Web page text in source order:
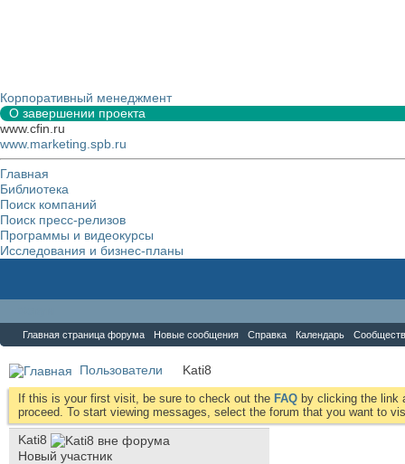
Корпоративный менеджмент
О завершении проекта
www.cfin.ru
www.marketing.spb.ru
Главная
Библиотека
Поиск компаний
Поиск пресс-релизов
Программы и видеокурсы
Исследования и бизнес-планы
Главная страница форума Новые сообщения Справка Календарь
Пользователи Kati8
If this is your first visit, be sure to check out the FAQ by clicking the link
proceed. To start viewing messages, select the forum that you want to
Kati8
Новый участник